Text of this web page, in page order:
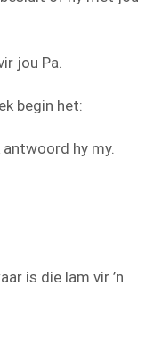
jou Pa.
begin het:
antwoord hy my.
is die lam vir ’n